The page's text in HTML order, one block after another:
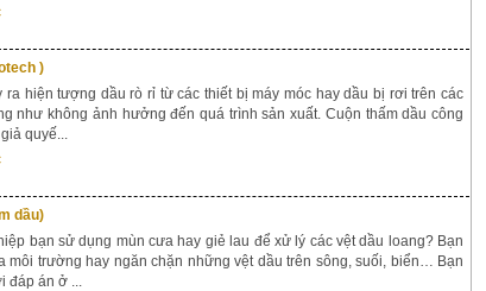
)
hiện tượng dầu rò rỉ từ các thiết bị máy móc hay dầu bị rơi trên các
như không ảnh hưởng đến quá trình sản xuất. Cuộn thấm dầu công
quyế...
dầu)
bạn sử dụng mùn cưa hay giẻ lau để xử lý các vệt dầu loang? Bạn
môi trường hay ngăn chặn những vệt dầu trên sông, suối, biển… Bạn
đáp án ở ...